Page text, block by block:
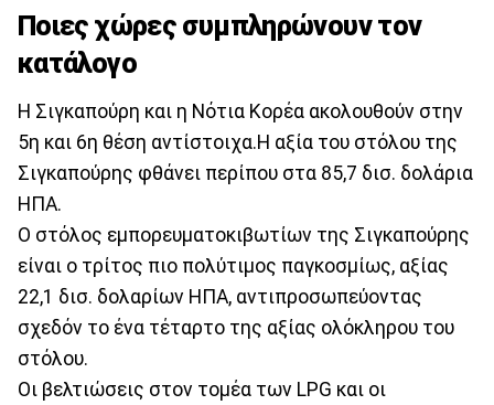
Ποιες χώρες συμπληρώνουν τον
κατάλογο
Η Σιγκαπούρη και η Νότια Κορέα ακολουθούν στην
5η και 6η θέση αντίστοιχα.Η αξία του στόλου της
Σιγκαπούρης φθάνει περίπου στα 85,7 δισ. δολάρια
ΗΠΑ.
Ο στόλος εμπορευματοκιβωτίων της Σιγκαπούρης
είναι ο τρίτος πιο πολύτιμος παγκοσμίως, αξίας
22,1 δισ. δολαρίων ΗΠΑ, αντιπροσωπεύοντας
σχεδόν το ένα τέταρτο της αξίας ολόκληρου του
στόλου.
Οι βελτιώσεις στον τομέα των LPG και οι